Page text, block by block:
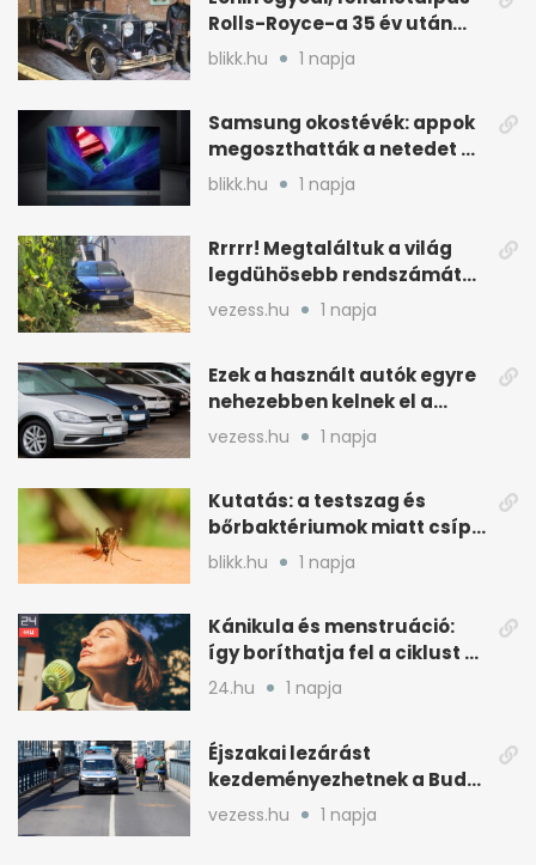
Rolls-Royce-a 35 év után
kijött a garázsból
blikk.hu 1 napja
Samsung okostévék: appok
megoszthatták a netedet a
tudtod nélkül
blikk.hu 1 napja
Rrrrr! Megtaláltuk a világ
legdühösebb rendszámát
és az árát is
vezess.hu 1 napja
Ezek a használt autók egyre
nehezebben kelnek el a
magyar piacon
vezess.hu 1 napja
Kutatás: a testszag és
bőrbaktériumok miatt csípik
inkább a szúnyogok
blikk.hu 1 napja
Kánikula és menstruáció:
így boríthatja fel a ciklust a
hőség
24.hu 1 napja
Éjszakai lezárást
kezdeményezhetnek a Budai
Váralagútnál Budapesten
vezess.hu 1 napja